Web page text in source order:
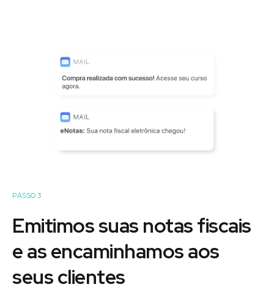
PASSO 3
Emitimos suas notas fiscais
e as encaminhamos aos
seus clientes